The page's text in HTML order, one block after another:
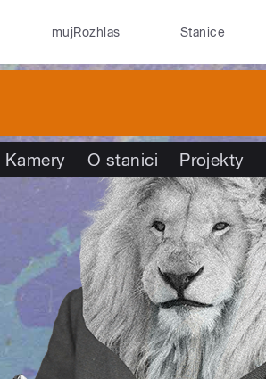
mujRozhlas Stanice
Kamery O stanici Projekty